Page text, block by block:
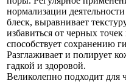
нормализации
блеск, выравнивает
избавиться от черных
способствует сохранению
Разглаживает и полирует
гадкой и здоровой.
Великолепно подходит для